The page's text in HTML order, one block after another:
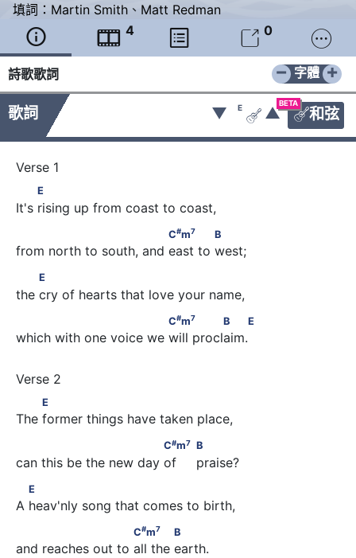
填詞： Martin Smith 、 Matt Redman
  4   0 
詩歌歌詞 − +
字體
歌詞
BETA
和弦
▼ E
 ▲
E
E
It's rising up from coast to coast,
B
C#m7 B
from north to south, and east to west;
E
E
the cry of hearts that love your name,
B    E
C#m7 B E
which with one voice we will proclaim.
E
E
The former things have taken place,
B
C#m7 B
can this be the new day of     praise?
E
E
A heav'nly song that comes to birth,
m7 B
C#m7 B
and reaches out to all the earth.